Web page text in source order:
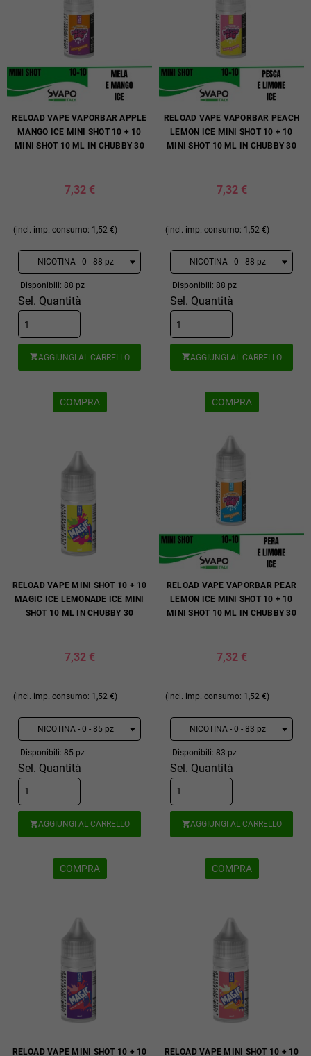
RELOAD VAPE VAPORBAR APPLE
MANGO ICE MINI SHOT 10 + 10
MINI SHOT 10 ML IN CHUBBY 30
7,32 €
(incl. imp. consumo: 1,52 €)
Disponibili: 88 pz
Sel. Quantità
AGGIUNGI AL CARRELLO
COMPRA
RELOAD VAPE VAPORBAR PEACH
LEMON ICE MINI SHOT 10 + 10
MINI SHOT 10 ML IN CHUBBY 30
7,32 €
(incl. imp. consumo: 1,52 €)
Disponibili: 88 pz
Sel. Quantità
AGGIUNGI AL CARRELLO
COMPRA
RELOAD VAPE MINI SHOT 10 + 10
MAGIC ICE LEMONADE ICE MINI
SHOT 10 ML IN CHUBBY 30
7,32 €
(incl. imp. consumo: 1,52 €)
Disponibili: 85 pz
Sel. Quantità
AGGIUNGI AL CARRELLO
COMPRA
RELOAD VAPE VAPORBAR PEAR
LEMON ICE MINI SHOT 10 + 10
MINI SHOT 10 ML IN CHUBBY 30
7,32 €
(incl. imp. consumo: 1,52 €)
Disponibili: 83 pz
Sel. Quantità
AGGIUNGI AL CARRELLO
COMPRA
RELOAD VAPE MINI SHOT 10 + 10 RELOAD VAPE MINI SHOT 10 + 10